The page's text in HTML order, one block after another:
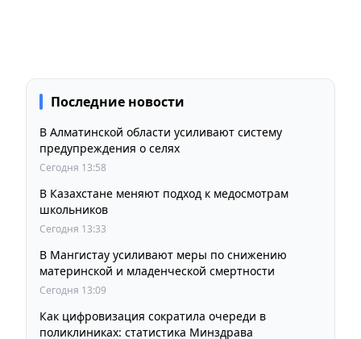
Последние новости
В Алматинской области усиливают систему
предупреждения о селях
Сегодня 13:58
В Казахстане меняют подход к медосмотрам
школьников
Сегодня 13:33
В Мангистау усиливают меры по снижению
материнской и младенческой смертности
Сегодня 13:09
Как цифровизация сократила очереди в
поликлиниках: статистика Минздрава